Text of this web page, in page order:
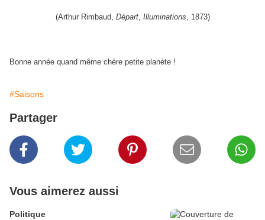
(Arthur Rimbaud, Départ, Illuminations, 1873)
Bonne année quand même chère petite planète !
#Saisons
Partager
Vous aimerez aussi
Politique